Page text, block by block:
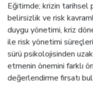
Eğitimde; krizin
belirsizlik ve risk
duygu yönetimi, kriz
ile risk yönetimi süreçleri
sürü psikolojisinden
etmenin önemini farklı
değerlendirme fırsatı